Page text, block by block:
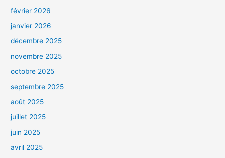
février 2026
janvier 2026
décembre 2025
novembre 2025
octobre 2025
septembre 2025
août 2025
juillet 2025
juin 2025
avril 2025